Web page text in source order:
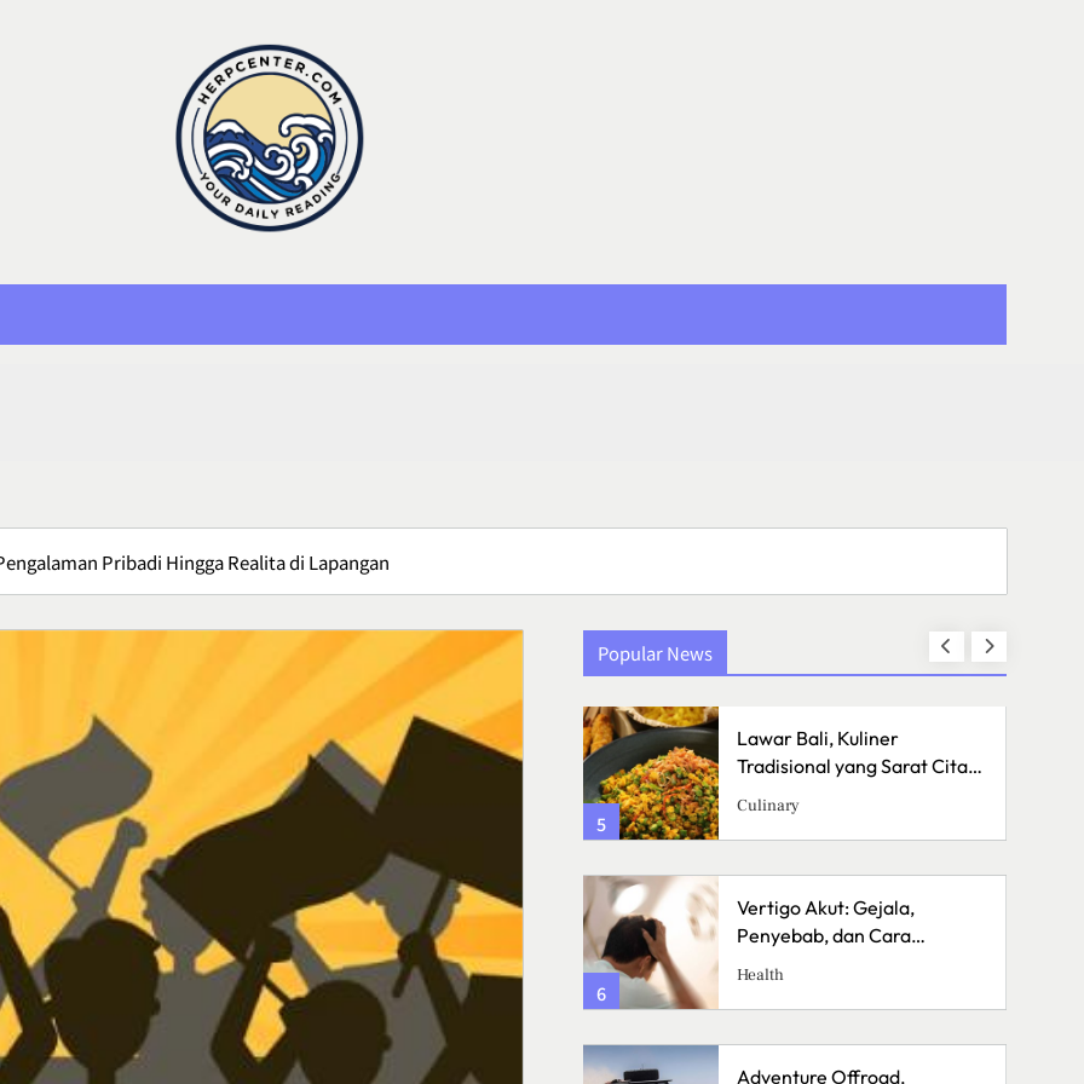
Center
Pribadi Hingga Realita di Lapangan
Popular News
Sarat Cita
Gejala,
Cara
1
Ikan Fillet Saus Rempah,
Sajian Lezat dengan Aroma
Kaya yang Menggugah
Selera
Kuliner
Sunrise Point Cukul,
Destinasi Hits dengan
Panorama Pagi
Travel
Bisnis Kain Perca: Tips
5
Lawar Bali, Kuliner
Tradisional yang Sarat Cita
Rasa
Culinary
6
Vertigo Akut: Gejala,
Penyebab, dan Cara
Menanganinya
Health
Adventure Offroad,